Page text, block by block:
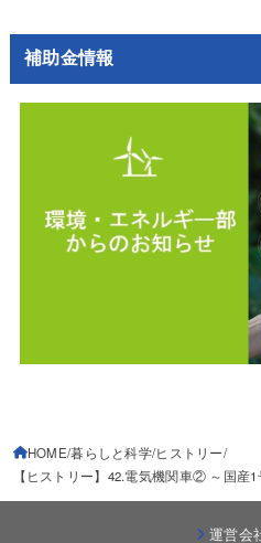
補助金情報
HOME 暮らしと科学 ヒストリー
【ヒストリー】42.電気機関車② ～国産
運営会